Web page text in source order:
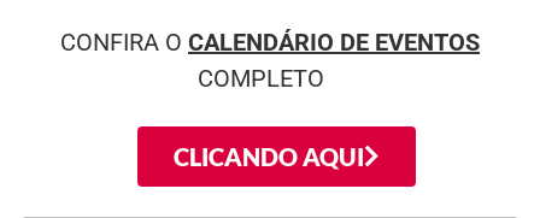
CONFIRA O CALENDÁRIO DE EVENTOS
COMPLETO
CLICANDO AQUI